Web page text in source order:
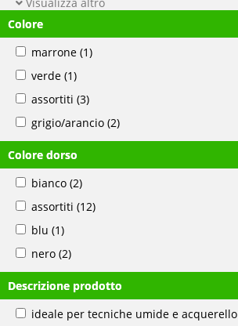
Colore
marrone (1)
verde (1)
assortiti (3)
grigio/arancio (2)
Colore dorso
bianco (2)
assortiti (12)
blu (1)
nero (2)
Descrizione prodotto
ideale per tecniche umide e acquerello